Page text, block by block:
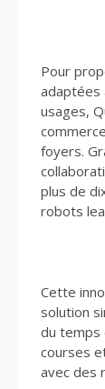
Pour
adaptées
usages,
foyers.
plus de
robots
Cette
solution
du temps
courses
avec des